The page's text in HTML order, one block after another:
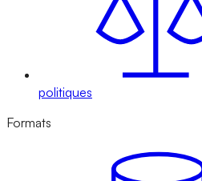
politiques
Formats